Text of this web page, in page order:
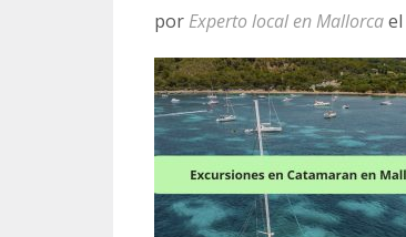
por Experto local en Mallorcael